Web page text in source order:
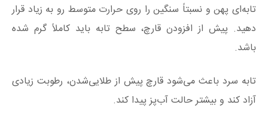
تابه‌ای پهن و نسبتاً سنگین را روی حرارت متوسط رو به زیاد قرار
دهید. پیش از افزودن قارچ، سطح تابه باید کاملاً گرم شده
باشد.
تابه سرد باعث می‌شود قارچ پیش از طلایی‌شدن، رطوبت زیادی
آزاد کند و بیشتر حالت آب‌پز پیدا کند.